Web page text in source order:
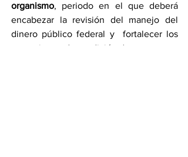
organismo, periodo en el que deberá
encabezar la revisión del manejo del
dinero público federal y  fortalecer los
mecanismos de rendición de cuentas en